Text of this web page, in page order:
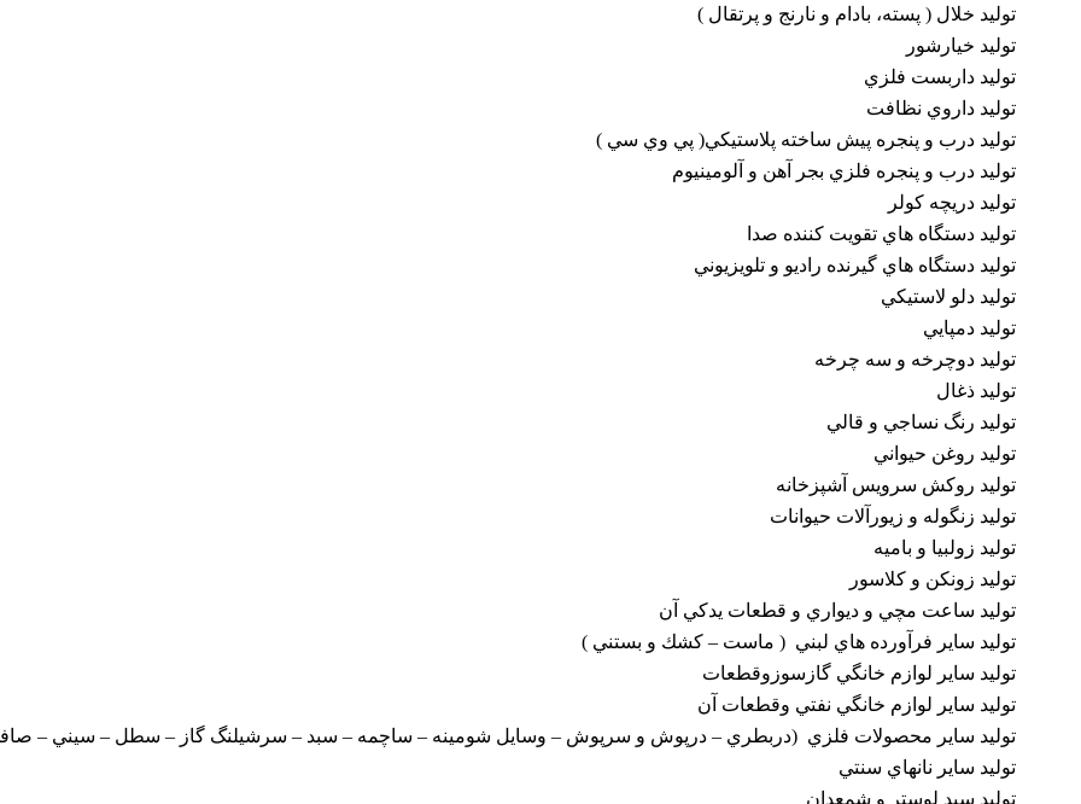
توليد خلال ( پسته، بادام و نارنج و پرتقال )
توليد خيارشور
توليد داربست فلزي
توليد داروي نظافت
توليد درب و پنجره پيش ساخته پلاستيکي( پي وي سي )
توليد درب و پنجره فلزي بجر آهن و آلومينيوم
توليد دريچه كولر
توليد دستگاه هاي تقويت كننده صدا
توليد دستگاه هاي گيرنده راديو و تلويزيوني
توليد دلو لاستيكي
توليد دمپايي
توليد دوچرخه و سه چرخه
توليد ذغال
توليد رنگ نساجي و قالي
توليد روغن حيواني
توليد روكش سرويس آشپزخانه
توليد زنگوله و زيورآلات حيوانات
توليد زولبيا و باميه
توليد زونکن و کلاسور
توليد ساعت مچي و ديواري و قطعات يدكي آن
توليد ساير فرآورده هاي لبني ( ماست – كشك و بستني )
توليد ساير لوازم خانگي گازسوزوقطعات
توليد ساير لوازم خانگي نفتي وقطعات آن
توليد ساير محصولات فلزي (دربطري – درپوش و سرپوش – وسايل شومينه – ساچمه – سبد – سرشيلنگ گاز – سطل – سيني –
توليد ساير نانهاي سنتي
توليد سبد لوستر و شمعدان